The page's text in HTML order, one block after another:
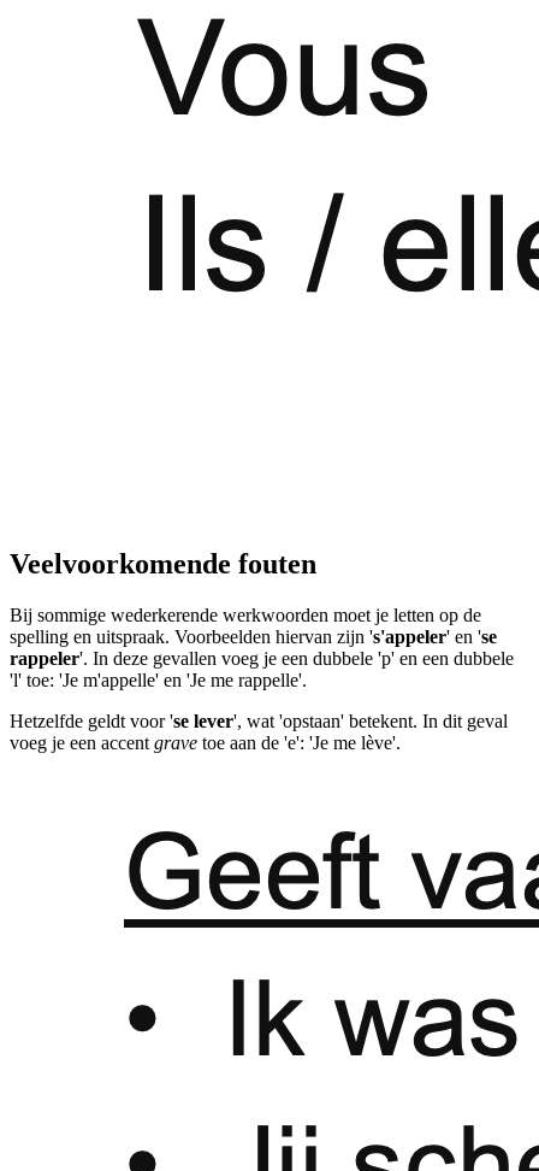
Veelvoorkomende fouten
Bij sommige wederkerende werkwoorden moet je letten op de
spelling en uitspraak. Voorbeelden hiervan zijn 's'appeler' en 'se
rappeler'. In deze gevallen voeg je een dubbele 'p' en een dubbele
'l' toe: 'Je m'appelle' en 'Je me rappelle'.
Hetzelfde geldt voor 'se lever', wat 'opstaan' betekent. In dit geval
voeg je een accent grave toe aan de 'e': 'Je me lève'.